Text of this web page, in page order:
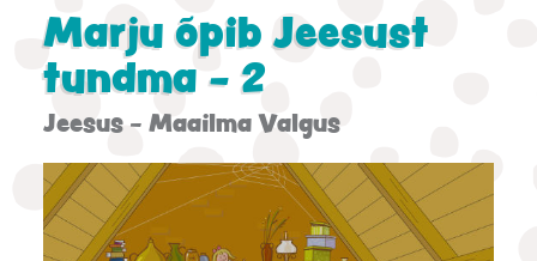
Seiklused
Marju õpib Jeesust
tundma - 2
Jeesus - Maailma Valgus